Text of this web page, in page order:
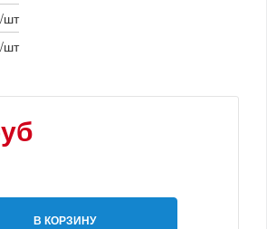
шт
шт
В КОРЗИНУ